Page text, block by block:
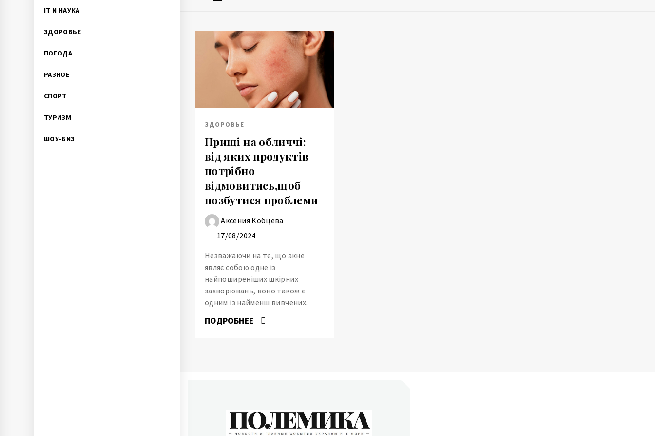
IT И НАУКА
ЗДОРОВЬЕ
ПОГОДА
РАЗНОЕ
СПОРТ
ТУРИЗМ
ШОУ-БИЗ
ЗДОРОВЬЕ
Прищі на обличчі:
від яких продуктів
потрібно
відмовитись,щоб
позбутися проблеми
Аксения Кобцева
17/08/2024
Незважаючи на те, що акне
являє собою одне із
найпоширеніших шкірних
захворювань, воно також є
одним із найменш вивчених.
ПОДРОБНЕЕ